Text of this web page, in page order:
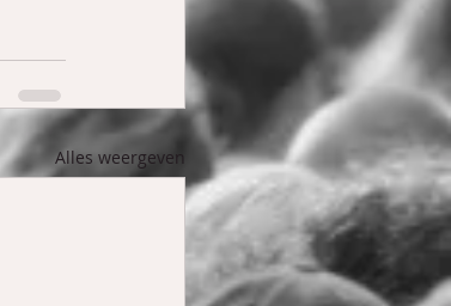
Alles weergeven